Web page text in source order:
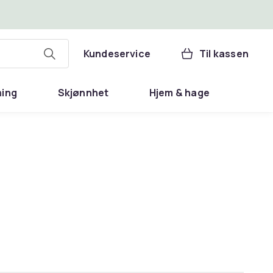
Kundeservice Til kassen
Skjønnhet Hjem & hage